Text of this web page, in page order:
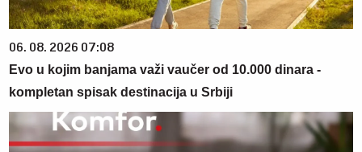
06. 08. 2026 07:08
Evo u kojim banjama važi vaučer od 10.000 dinara -
kompletan spisak destinacija u Srbiji